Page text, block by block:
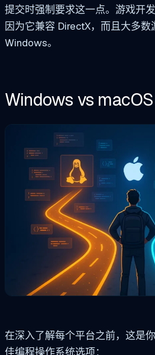
提交时强制要求这一点。游戏开
因为它兼容 DirectX，而且大多数
Windows。
Windows vs
在深入了解每个平台之前，这是
佳编程操作系统选项：